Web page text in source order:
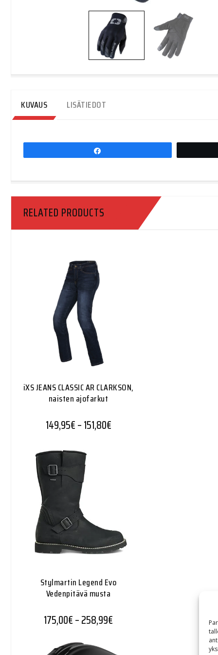
KUVAUS LISÄTIEDOT
RELATED PRODUCTS
iXS JEANS CLASSIC AR CLARKSON,
naisten ajofarkut
149,95€–151,80€Hintaluokka: 149,95€ -
Stylmartin Legend Evo
Vedenpitävä musta
175,00€–258,99€ Hintaluokka: 175,00€ -